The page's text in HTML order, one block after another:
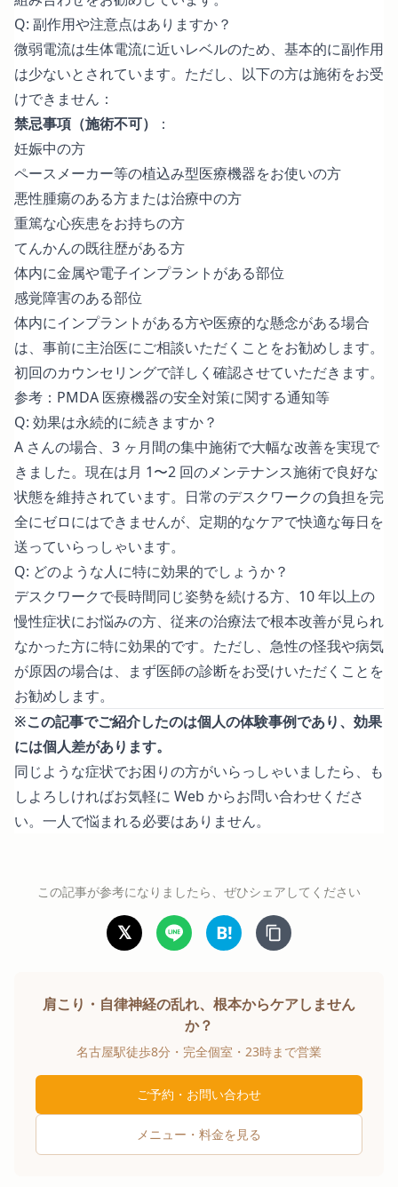
Q: 副作用や注意点はありますか？
微弱電流は生体電流に近いレベルのため、基本的に副作用
は少ないとされています。ただし、以下の方は施術をお受
けできません：
禁忌事項（施術不可）
：
妊娠中の方
ペースメーカー等の植込み型医療機器をお使いの方
悪性腫瘍のある方または治療中の方
重篤な心疾患をお持ちの方
てんかんの既往歴がある方
体内に金属や電子インプラントがある部位
感覚障害のある部位
体内にインプラントがある方や医療的な懸念がある場合
は、事前に主治医にご相談いただくことをお勧めします。
初回のカウンセリングで詳しく確認させていただきます。
参考： PMDA 医療機器の安全対策に関する通知等
Q: 効果は永続的に続きますか？
A さんの場合、3 ヶ月間の集中施術で大幅な改善を実現で
きました。現在は月 1〜2 回のメンテナンス施術で良好な
状態を維持されています。日常のデスクワークの負担を完
全にゼロにはできませんが、定期的なケアで快適な毎日を
送っていらっしゃいます。
Q: どのような人に特に効果的でしょうか？
デスクワークで長時間同じ姿勢を続ける方、10 年以上の
慢性症状にお悩みの方、従来の治療法で根本改善が見られ
なかった方に特に効果的です。ただし、急性の怪我や病気
が原因の場合は、まず医師の診断をお受けいただくことを
お勧めします。
※この記事でご紹介したのは個人の体験事例であり、効果
には個人差があります。
同じような症状でお困りの方がいらっしゃいましたら、も
しよろしければお気軽に Web からお問い合わせくださ
い。一人で悩まれる必要はありません。
この記事が参考になりましたら、ぜひシェアしてください
𝕏 B!
肩こり・自律神経の乱れ、根本からケアしません
か？
名古屋駅徒歩8分・完全個室・23時まで営業
ご予約・お問い合わせ
メニュー・料金を見る